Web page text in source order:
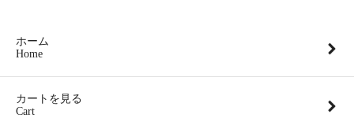
ホーム
Home
カートを見る
Cart